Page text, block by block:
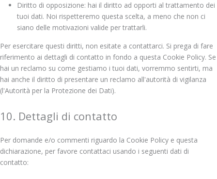
Diritto di opposizione: hai il diritto ad opporti al trattamento dei
tuoi dati. Noi rispetteremo questa scelta, a meno che non ci
siano delle motivazioni valide per trattarli.
Per esercitare questi diritti, non esitate a contattarci. Si prega di fare
riferimento ai dettagli di contatto in fondo a questa Cookie Policy. Se
hai un reclamo su come gestiamo i tuoi dati, vorremmo sentirti, ma
hai anche il diritto di presentare un reclamo all'autorità di vigilanza
(l'Autorità per la Protezione dei Dati).
10. Dettagli di contatto
Per domande e/o commenti riguardo la Cookie Policy e questa
dichiarazione, per favore contattaci usando i seguenti dati di
contatto: